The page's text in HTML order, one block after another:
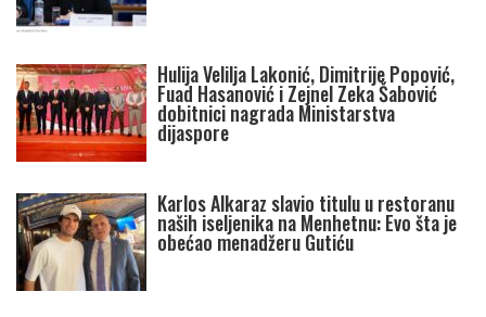
Hulija Velilja Lakonić, Dimitrije Popović,
Fuad Hasanović i Zejnel Zeka Šabović
dobitnici nagrada Ministarstva
dijaspore
Karlos Alkaraz slavio titulu u restoranu
naših iseljenika na Menhetnu: Evo šta je
obećao menadžeru Gutiću